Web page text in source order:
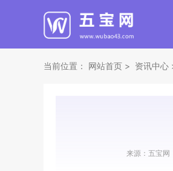
当前位置： 网站首页 资讯中心
来源： 五宝网